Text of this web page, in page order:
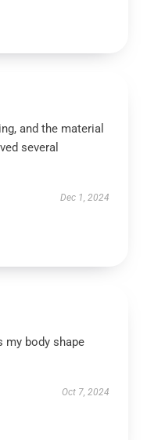
and the material
several
Dec 1, 2024
my body shape
Oct 7, 2024